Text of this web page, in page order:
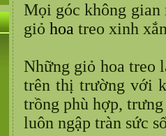
Mọi góc không gian
giỏ hoa treo xinh
Những giỏ hoa treo
trên thị trường với
trồngphù hợp,
luôn ngập tràn sức